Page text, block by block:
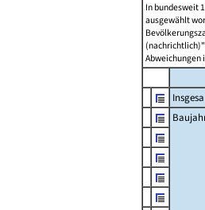
In bundesweit
ausgewählt
Abweichungen